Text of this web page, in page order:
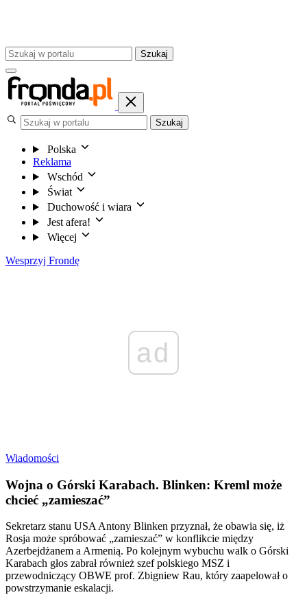
Szukaj
Szukaj
Polska
Reklama
Wschód
Świat
Duchowość i wiara
Jest afera!
Więcej
Wesprzyj Frondę
ad
Wiadomości
Wojna o Górski Karabach. Blinken: Kreml może
chcieć „zamieszać”
Sekretarz stanu USA Antony Blinken przyznał, że obawia się, iż
Rosja może spróbować „zamieszać” w konflikcie między
Azerbejdżanem a Armenią. Po kolejnym wybuchu walk o Górski
Karabach głos zabrał również szef polskiego MSZ i
przewodniczący OBWE prof. Zbigniew Rau, który zaapelował o
powstrzymanie eskalacji.